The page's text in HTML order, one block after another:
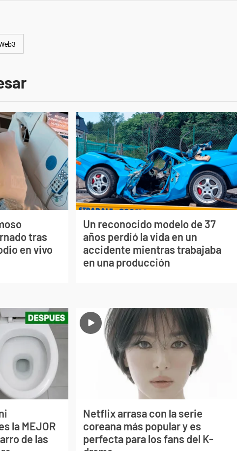
tras
en vivo
Un reconocido modelo de 37
años perdió la vida en un
accidente mientras trabajaba
en una producción
la MEJOR
de las
Netflix arrasa con la serie
coreana más popular y es
perfecta para los fans del K-